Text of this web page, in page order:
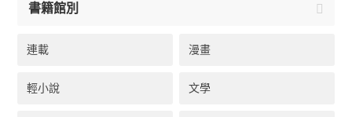
書籍館別
連載 漫畫
輕小說 文學